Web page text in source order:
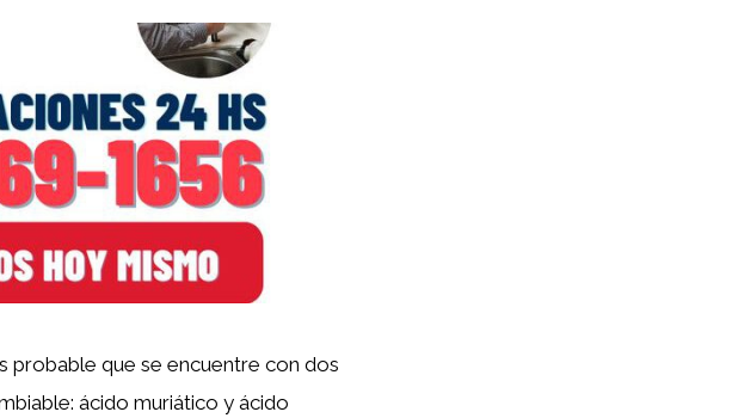
probable que se encuentre con dos
ácido muriático y ácido